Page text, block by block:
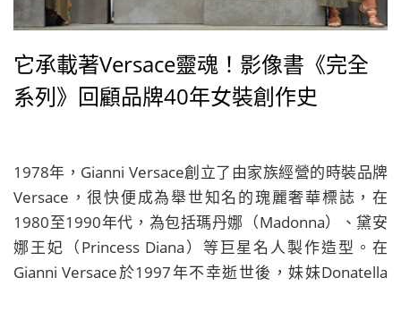
它承載著Versace靈魂！影像書《完全
系列》回顧品牌40年女裝創作史
1978年，Gianni Versace創立了由家族經營的時裝品牌
Versace，很快便成為舉世知名的瑰麗奢華標誌，在
1980至1990年代，為包括瑪丹娜（Madonna）、黛安
娜王妃（Princess Diana）等巨星名人製作造型。在
Gianni Versace於1997年不幸逝世後，妹妹Donatella